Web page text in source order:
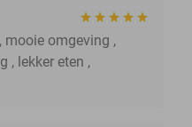
mooie omgeving ,
, lekker eten ,